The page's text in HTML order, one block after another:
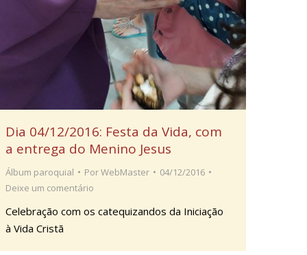
Dia 04/12/2016: Festa da Vida, com
a entrega do Menino Jesus
Álbum paroquial PorWebMaster
04/12/2016
Deixe um comentário
Celebração com os catequizandos da Iniciação
à Vida Cristã